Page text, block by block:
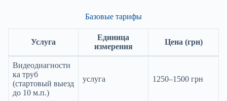
Базовые тарифы
Услуга
Единица
измерения
Цена (грн)
Видеодиагности
ка труб
(стартовый выезд
до 10 м.п.)
услуга 1250–1500 грн